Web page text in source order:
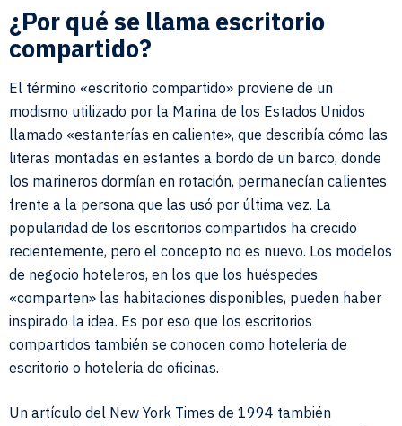
¿Por qué se llama escritorio
compartido?
El término «escritorio compartido» proviene de un
modismo utilizado por la Marina de los Estados Unidos
llamado «estanterías en caliente», que describía cómo las
literas montadas en estantes a bordo de un barco, donde
los marineros dormían en rotación, permanecían calientes
frente a la persona que las usó por última vez. La
popularidad de los escritorios compartidos ha crecido
recientemente, pero el concepto no es nuevo. Los modelos
de negocio hoteleros, en los que los huéspedes
«comparten» las habitaciones disponibles, pueden haber
inspirado la idea. Es por eso que los escritorios
compartidos también se conocen como hotelería de
escritorio o hotelería de oficinas.
Un artículo del New York Times de 1994 también